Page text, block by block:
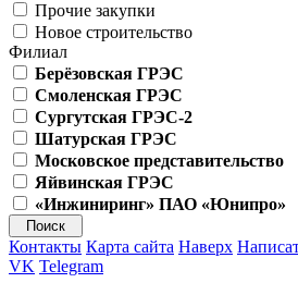
Прочие закупки
Новое строительство
Филиал
Берёзовская ГРЭС
Смоленская ГРЭС
Сургутская ГРЭС-2
Шатурская ГРЭС
Московское представительство
Яйвинская ГРЭС
«Инжиниринг» ПАО «Юнипро»
Контакты Карта сайта Наверх
VK Telegram